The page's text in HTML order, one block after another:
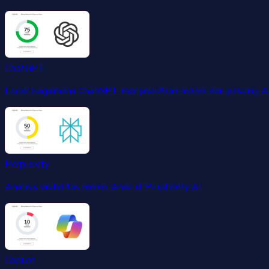
ChatGPT
Lacak bagaimana ChatGPT menyebutkan merek dan pesaing
Perplexity
Analisis visibilitas merek Anda di Perplexity AI.
Copilot